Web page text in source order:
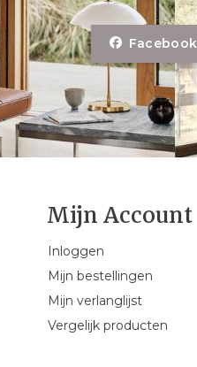
Facebook
Mijn Account
Inloggen
Mijn bestellingen
Mijn verlanglijst
Vergelijk producten